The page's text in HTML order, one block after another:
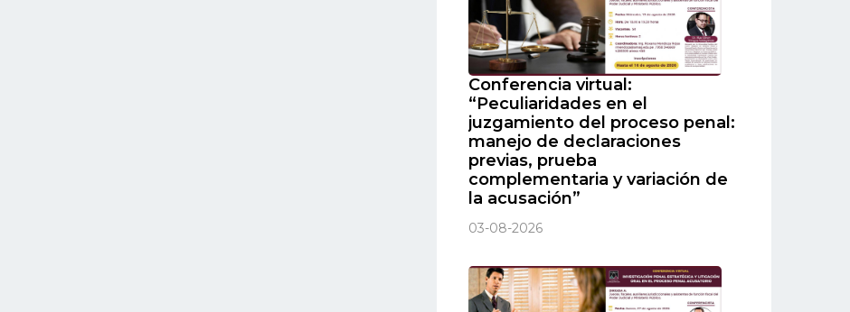
Conferencia virtual:
“Peculiaridades en el
juzgamiento del proceso penal:
manejo de declaraciones
previas, prueba
complementaria y variación de
la acusación”
03-08-2026